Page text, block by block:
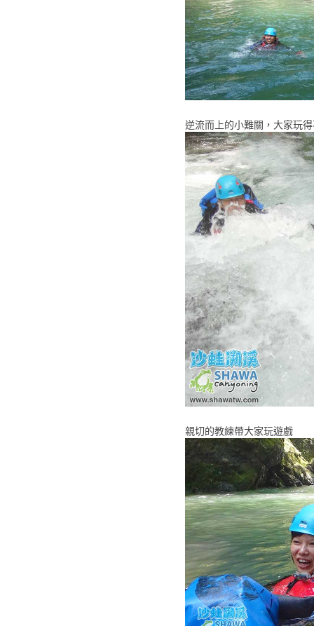
逆流而上的小難關，大家玩
親切的教練帶大家玩遊戲